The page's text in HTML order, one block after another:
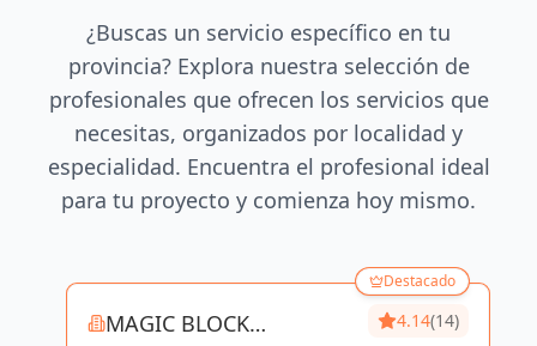
¿Buscas un servicio específico en tu
provincia? Explora nuestra selección de
profesionales que ofrecen los servicios que
necesitas, organizados por localidad y
especialidad. Encuentra el profesional ideal
para tu proyecto y comienza hoy mismo.
Destacado
MAGIC BLOCK
4.14(14)